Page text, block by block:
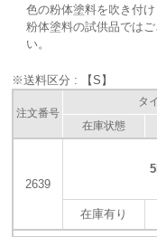
色の粉体塗料を吹き付
粉体塗料の試供品では
い。
※送料区分 : 【S】
注文番号
タ
在庫状態
2639
在庫有り